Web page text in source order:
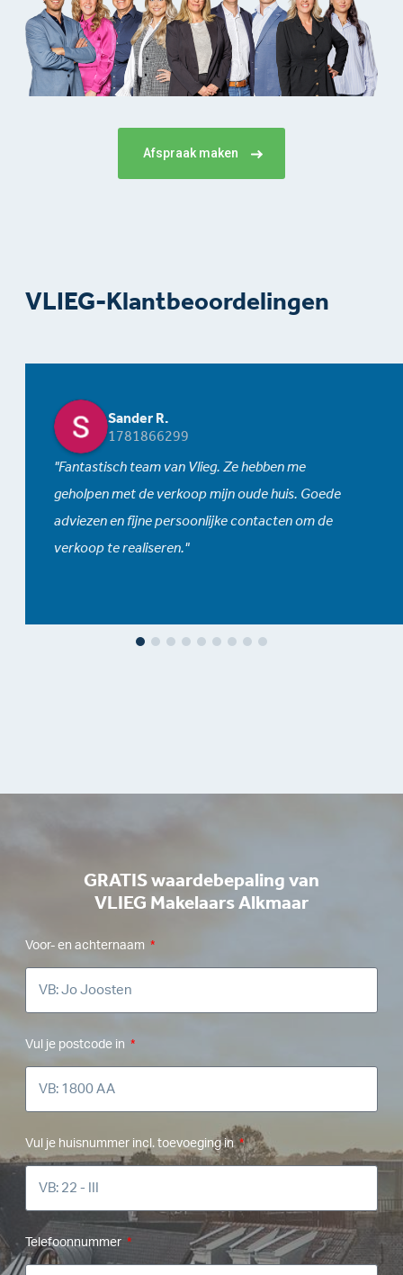
Afspraak maken
VLIEG-Klantbeoordelingen
Sander R.
1781866299
Fantastisch team van Vlieg. Ze hebben me
geholpen met de verkoop mijn oude huis. Goede
adviezen en fijne persoonlijke contacten om de
verkoop te realiseren.
GRATIS waardebepaling van
VLIEG Makelaars Alkmaar
Voor- en achternaam
Vul je postcode in
Vul je huisnummer incl. toevoeging in
Telefoonnummer